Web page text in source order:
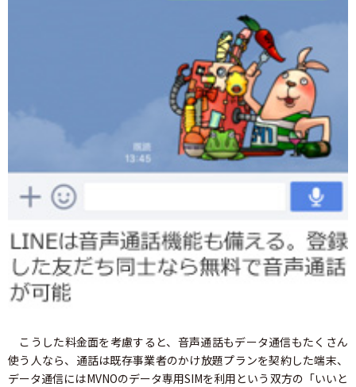
こうした料金面を考慮すると、音声通話もデータ通信もたくさん
使う人なら、通話は既存事業者のかけ放題プランを契約した端末、
データ通信にはMVNOのデータ専用SIMを利用という双方の「いいと